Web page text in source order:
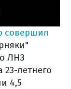
совершил
ЛНЗ
летнего
4,5